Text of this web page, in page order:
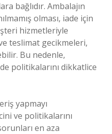
bağlıdır. Ambalajın
olması, iade için
hizmetleriyle
teslimat gecikmeleri,
Bu nedenle,
politikalarını dikkatlice
yapmayı
ve politikalarını
en aza